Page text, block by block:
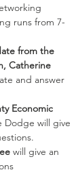
runs from 7-
from the
Catherine
and answer
Economic
Dodge will give
will give an